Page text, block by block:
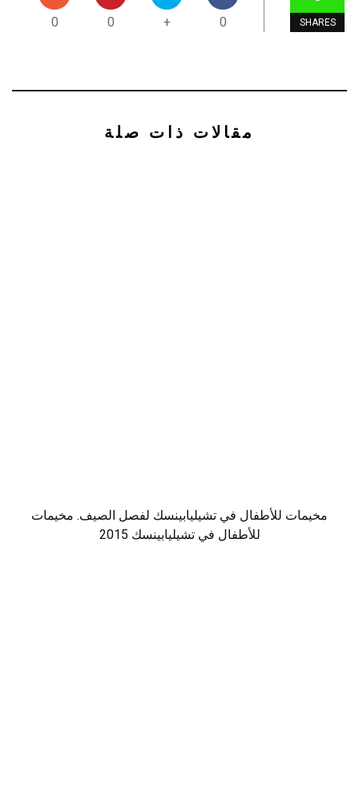
SHARES
0
+
0
0
مقالات ذات صلة
مخيمات للأطفال في تشيليابينسك لفصل الصيف. مخيمات
للأطفال في تشيليابينسك 2015